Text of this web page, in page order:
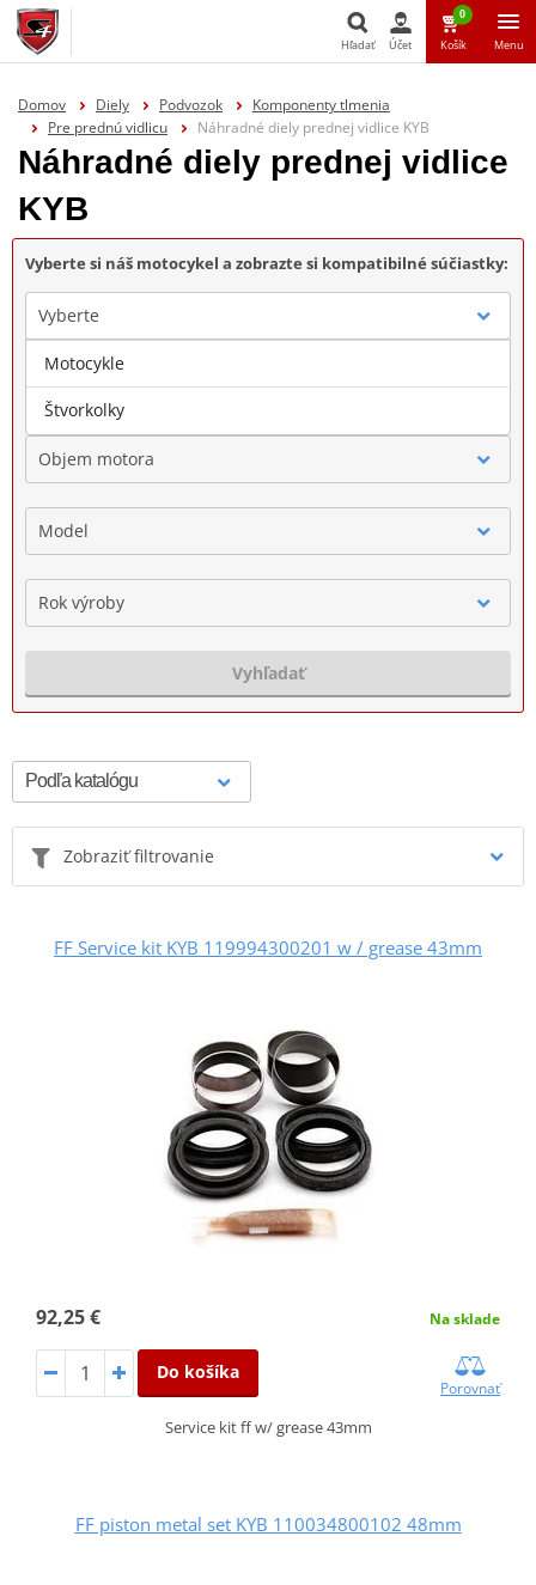
Hľadať Účet
0
Košík Menu
Domov Diely Podvozok
Komponenty tlmenia
Pre prednú vidlicu
Náhradné diely prednej vidlice KYB
Náhradné diely prednej vidlice
KYB
Vyberte si náš motocykel a zobrazte si kompatibilné súčiastky:
Vyberte
Značka
Objem motora
Model
Rok výroby
Vyhľadať
Zobraziť filtrovanie
FF Service kit KYB 119994300201 w / grease 43mm
92,25 € Na sklade
Do košíka
Porovnať
Service kit ff w/ grease 43mm
FF piston metal set KYB 110034800102 48mm
Motocykle
Štvorkolky